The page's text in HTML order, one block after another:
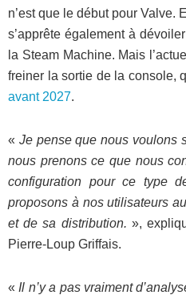
n’est que le début pour Valve.
s’apprête également à
la Steam Machine. Mais
freiner la sortie de la console,
avant 2027.
« Je pense que nous voulons
nous prenons ce que nous
configuration pour ce type
proposons à nos utilisateurs au
et de sa distribution. »,
Pierre-Loup Griffais.
« Il n’y a pas vraiment